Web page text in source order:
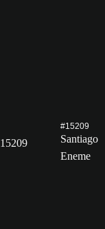
15209
#15209
Santiago
Eneme